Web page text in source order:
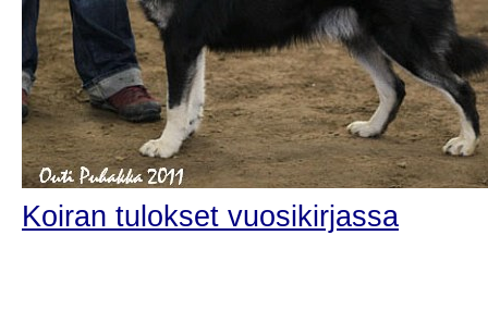
Koiran tulokset vuosikirjassa